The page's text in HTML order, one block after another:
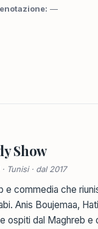
—
Show
Tunisi · dal 2017
e commedia che
Anis Boujemaa,
ospiti dal Maghreb e